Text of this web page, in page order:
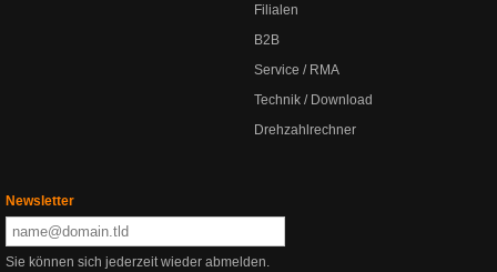
Filialen
B2B
Service / RMA
Technik / Download
Drehzahlrechner
Newsletter
Sie können sich jederzeit wieder abmelden.